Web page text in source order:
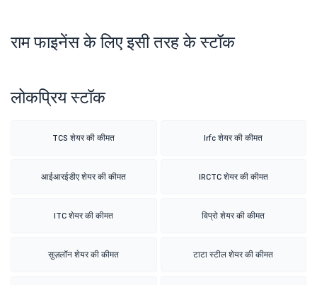
राम फाइनेंस के लिए इसी तरह के स्टॉक
लोकप्रिय स्टॉक
TCS शेयर की कीमत Irfc शेयर की कीमत
आईआरईडीए शेयर की कीमत IRCTC शेयर की कीमत
ITC शेयर की कीमत विप्रो शेयर की कीमत
सुज़लॉन शेयर की कीमत टाटा स्टील शेयर की कीमत